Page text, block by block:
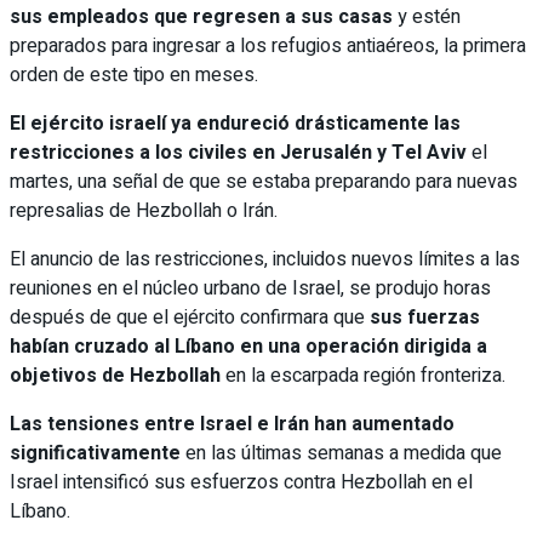
sus empleados que regresen a sus casas y estén
preparados para ingresar a los refugios antiaéreos, la primera
orden de este tipo en meses.
El ejército israelí ya endureció drásticamente las
restricciones a los civiles en Jerusalén y Tel Avivel
martes, una señal de que se estaba preparando para nuevas
represalias de Hezbollah o Irán.
El anuncio de las restricciones, incluidos nuevos límites a las
reuniones en el núcleo urbano de Israel, se produjo horas
después de que el ejército confirmara que sus fuerzas
habían cruzado al Líbano en una operación dirigida a
objetivos de Hezbollahen la escarpada región fronteriza.
Las tensiones entre Israel e Irán han aumentado
significativamente en las últimas semanas a medida que
Israel intensificó sus esfuerzos contra Hezbollah en el
Líbano.